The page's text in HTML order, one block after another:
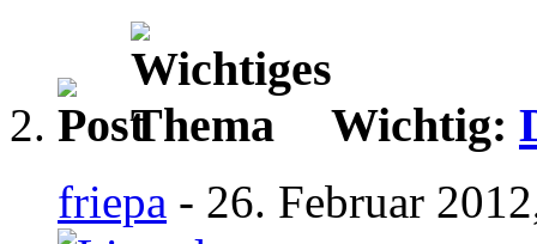
Wichtig:
friepa - 26. Februar